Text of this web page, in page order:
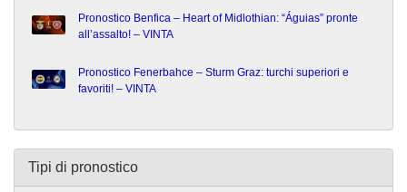
Pronostico Benfica – Heart of Midlothian: “Águias” pronte
all’assalto! – VINTA
Pronostico Fenerbahce – Sturm Graz: turchi superiori e
favoriti! – VINTA
Tipi di pronostico